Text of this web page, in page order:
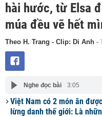
hài hước, từ Elsa
múa đều vẽ hết
Theo H. Trang - Clip: Di Anh -
Nghe đọc bài 3:05
Việt Nam có 2 món ăn
lừng danh thế giới: Là